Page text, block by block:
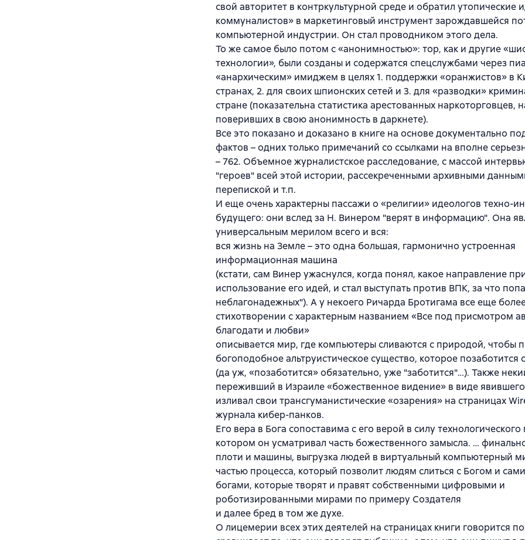
свой авторитет в контркультурной среде и обратил утопические
коммуналистов» в маркетинговый инструмент зарождавшейся
компьютерной индустрии. Он стал проводником этого дела.
То же самое было потом с «анонимностью»: тор, как и другие
технологии», были созданы и содержатся спецслужбами через
«анархическим» имиджем в целях 1. поддержки «оранжистов» в
странах, 2. для своих шпионских сетей и 3. для «разводки»
стране (показательна статистика арестованных наркоторговцев,
поверивших в свою анонимность в даркнете).
Все это показано и доказано в книге на основе документально
фактов – одних только примечаний со ссылками на вполне
– 762. Объемное журналистское расследование, с массой
"героев" всей этой истории, рассекреченными архивными
перепиской и т.п.
И еще очень характерны пассажи о «религии» идеологов техно-
будущего: они вслед за Н. Винером "верят в информацию". Она
универсальным мерилом всего и вся:
вся жизнь на Земле – это одна большая, гармонично устроенная
информационная машина
(кстати, сам Винер ужаснулся, когда понял, какое направление
использование его идей, и стал выступать против ВПК, за что
неблагонадежных"). А у некоего Ричарда Бротигама все еще
стихотворении с характерным названием «Все под присмотром
благодати и любви»
описывается мир, где компьютеры сливаются с природой, чтобы
богоподобное альтруистическое существо, которое позаботится
(да уж, «позаботится» обязательно, уже "заботится"…). Также
переживший в Израиле «божественное видение» в виде
изливал свои трансгуманистические «озарения» на страницах
журнала кибер-панков.
Его вера в Бога сопоставима с его верой в силу технологического
котором он усматривал часть божественного замысла. …
плоти и машины, выгрузка людей в виртуальный компьютерный
частью процесса, который позволит людям слиться с Богом и
богами, которые творят и правят собственными цифровыми и
роботизированными мирами по примеру Создателя
и далее бред в том же духе.
О лицемерии всех этих деятелей на страницах книги говорится